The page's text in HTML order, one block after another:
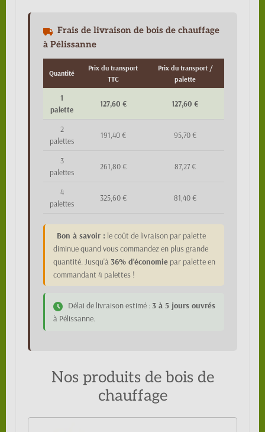
Frais de livraison de bois de chauffage
à Pélissanne
Quantité
Prix du transport
TTC
Prix du transport /
palette
1
palette
127,60 € 127,60 €
2
palettes
191,40 € 95,70 €
3
palettes
261,80 € 87,27 €
4
palettes
325,60 € 81,40 €
Bon à savoir : le coût de livraison par palette
diminue quand vous commandez en plus grande
quantité. Jusqu'à 36% d'économie par palette en
commandant 4 palettes !
Délai de livraison estimé : 3 à 5 jours ouvrés
à Pélissanne.
Nos produits de bois de
chauffage